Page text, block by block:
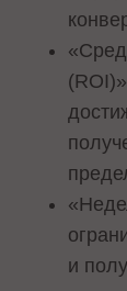
и